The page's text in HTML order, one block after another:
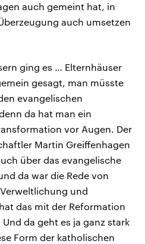
auch gemeint hat, in
auch umsetzen
ging es … Elternhäuser
gesagt, man müsste
evangelischen
da hat man ein
vor Augen. Der
Martin Greiffenhagen
über das evangelische
da war die Rede von
und
das mit der Reformation
da geht es ja ganz stark
Form der katholischen